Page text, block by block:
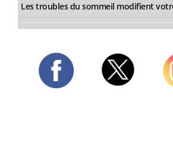
Les troubles du sommeil modifient